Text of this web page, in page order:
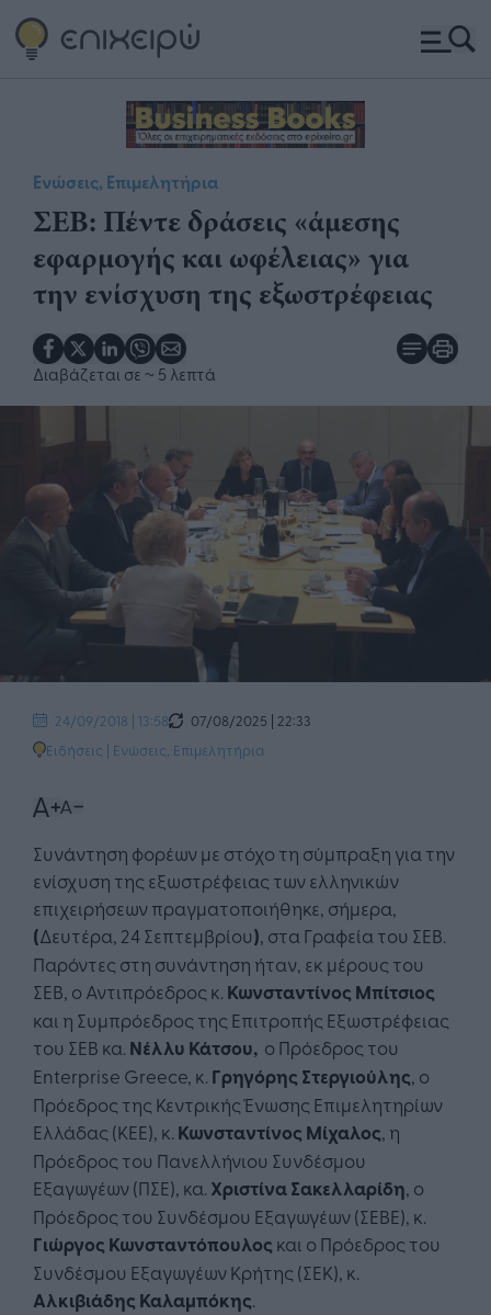
Ενώσεις, Επιμελητήρια
ΣΕΒ: Πέντε δράσεις «άμεσης
εφαρμογής και ωφέλειας» για
την ενίσχυση της εξωστρέφειας
Διαβάζεται σε ~ 5 λεπτά
24/09/2018 | 13:58
07/08/2025 | 22:33
Ειδήσεις | Ενώσεις, Επιμελητήρια
Συνάντηση φορέων με στόχο τη σύμπραξη για την
ενίσχυση της εξωστρέφειας των ελληνικών
επιχειρήσεων πραγματοποιήθηκε, σήμερα,
(Δευτέρα, 24 Σεπτεμβρίου), στα Γραφεία του ΣΕΒ.
Παρόντες στη συνάντηση ήταν, εκ μέρους του
ΣΕΒ, ο Αντιπρόεδρος κ. Κωνσταντίνος Μπίτσιος
και η Συμπρόεδρος της Επιτροπής Εξωστρέφειας
του ΣΕΒ κα. Νέλλυ Κάτσου, ο Πρόεδρος του
Enterprise Greece, κ. Γρηγόρης Στεργιούλης, ο
Πρόεδρος της Κεντρικής Ένωσης Επιμελητηρίων
Ελλάδας (ΚΕΕ), κ. Κωνσταντίνος Μίχαλος, η
Πρόεδρος του Πανελλήνιου Συνδέσμου
Εξαγωγέων (ΠΣΕ), κα. Χριστίνα Σακελλαρίδη, ο
Πρόεδρος του Συνδέσμου Εξαγωγέων (ΣΕΒΕ), κ.
Γιώργος Κωνσταντόπουλος και ο Πρόεδρος του
Συνδέσμου Εξαγωγέων Κρήτης (ΣΕΚ), κ.
Αλκιβιάδης Καλαμπόκης.